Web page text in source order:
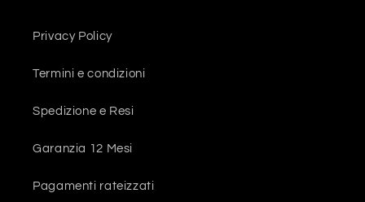
Privacy Policy
Termini e condizioni
Spedizione e Resi
Garanzia 12 Mesi
Pagamenti rateizzati